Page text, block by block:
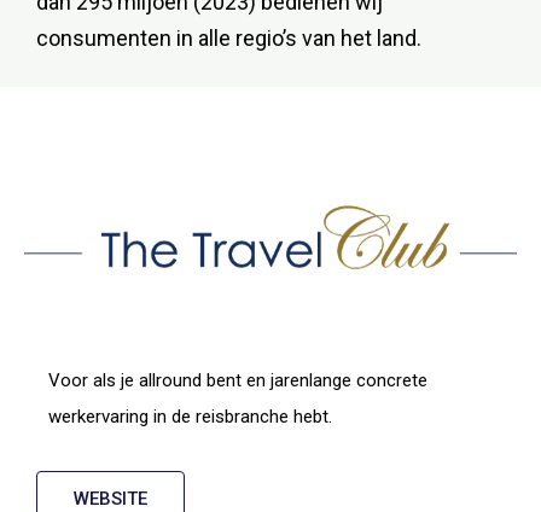
consumenten in alle regio’s van het land.
Voor als je allround bent en jarenlange concrete
werkervaring in de reisbranche hebt.
WEBSITE